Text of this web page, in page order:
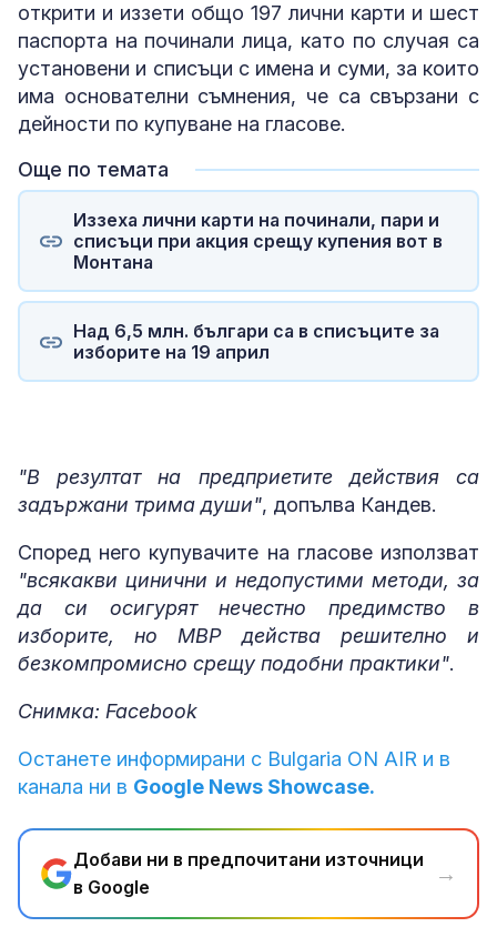
открити и иззети общо 197 лични карти и шест
паспорта на починали лица, като по случая са
установени и списъци с имена и суми, за които
има основателни съмнения, че са свързани с
дейности по купуване на гласове.
Още по темата
Иззеха лични карти на починали, пари и
списъци при акция срещу купения вот в
Монтана
Над 6,5 млн. българи са в списъците за
изборите на 19 април
"В резултат на предприетите действия са
задържани трима души", допълва Кандев.
Според него купувачите на гласове използват
"всякакви цинични и недопустими методи, за
да си осигурят нечестно предимство в
изборите, но МВР действа решително и
безкомпромисно срещу подобни практики".
Снимка: Facebook
Останете информирани с Bulgaria ON AIR и в
канала ни в Google News Showcase.
Добави ни в предпочитани източници
в Google
→